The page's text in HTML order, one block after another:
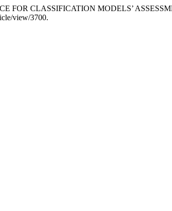
FOR CLASSIFICATION MODELS’
view/3700.